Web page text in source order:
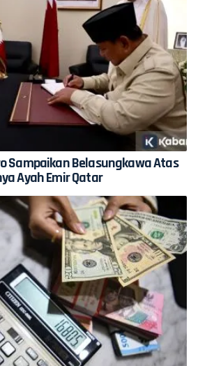
Sampaikan Belasungkawa Atas
Ayah Emir Qatar